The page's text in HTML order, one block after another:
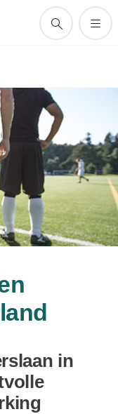
in